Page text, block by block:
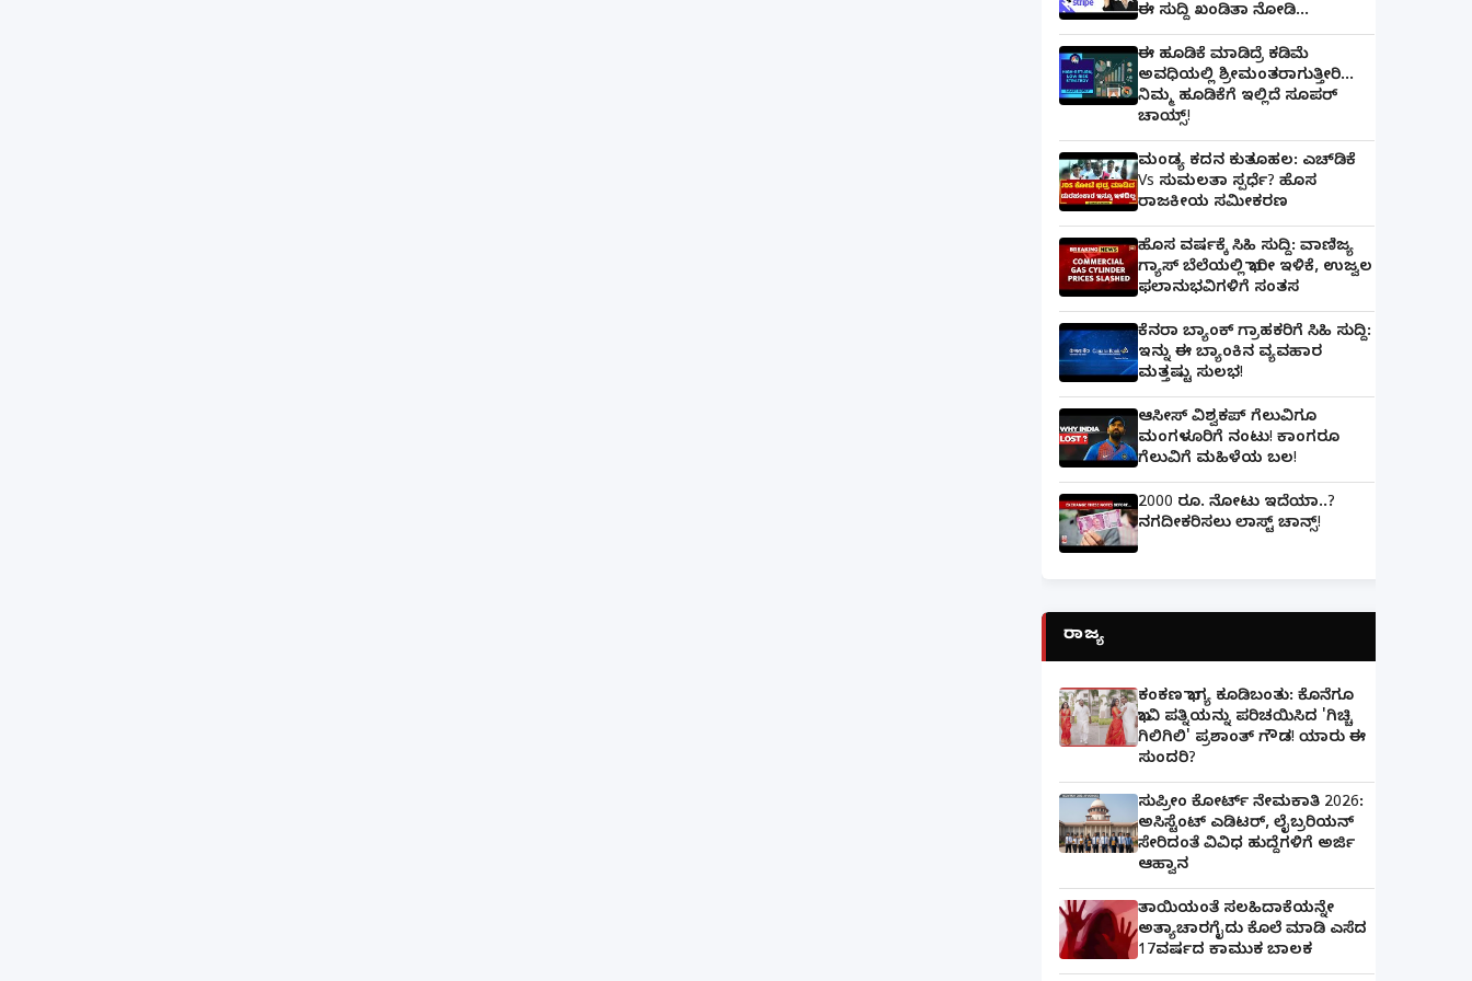
ಈ ಸುದ್ದಿ ಖಂಡಿತಾ ನೋಡಿ...
ಈ ಹೂಡಿಕೆ ಮಾಡಿದ್ರೆ ಕಡಿಮೆ
ಅವಧಿಯಲ್ಲಿ ಶ್ರೀಮಂತರಾಗುತ್ತೀರಿ...
ನಿಮ್ಮ ಹೂಡಿಕೆಗೆ ಇಲ್ಲಿದೆ ಸೂಪರ್
ಚಾಯ್ಸ್‌!
ಮಂಡ್ಯ ಕದನ ಕುತೂಹಲ: ಎಚ್‌ಡಿಕೆ
Vs ಸುಮಲತಾ ಸ್ಪರ್ಧೆ? ಹೊಸ
ರಾಜಕೀಯ ಸಮೀಕರಣ
ಹೊಸ ವರ್ಷಕ್ಕೆ ಸಿಹಿ ಸುದ್ದಿ: ವಾಣಿಜ್ಯ
ಗ್ಯಾಸ್‌ ಬೆಲೆಯಲ್ಲಿ ಭಾರೀ ಇಳಿಕೆ, ಉಜ್ವಲ
ಫಲಾನುಭವಿಗಳಿಗೆ ಸಂತಸ
ಕೆನರಾ ಬ್ಯಾಂಕ್‌ ಗ್ರಾಹಕರಿಗೆ ಸಿಹಿ ಸುದ್ದಿ:
ಇನ್ನು ಈ ಬ್ಯಾಂಕಿನ ವ್ಯವಹಾರ
ಮತ್ತಷ್ಟು ಸುಲಭ!
ಆಸೀಸ್ ವಿಶ್ವಕಪ್ ಗೆಲುವಿಗೂ
ಮಂಗಳೂರಿಗೆ ನಂಟು! ಕಾಂಗರೂ
ಗೆಲುವಿಗೆ ಮಹಿಳೆಯ ಬಲ!
2000 ರೂ. ನೋಟು ಇದೆಯಾ..?
ನಗದೀಕರಿಸಲು ಲಾಸ್ಟ್‌ ಚಾನ್ಸ್‌!
ರಾಜ್ಯ
ಕಂಕಣ ಭಾಗ್ಯ ಕೂಡಿಬಂತು: ಕೊನೆಗೂ
ಭಾವಿ ಪತ್ನಿಯನ್ನು ಪರಿಚಯಿಸಿದ 'ಗಿಚ್ಚಿ
ಗಿಲಿಗಿಲಿ' ಪ್ರಶಾಂತ್ ಗೌಡ! ಯಾರು ಈ
ಸುಂದರಿ?
ಸುಪ್ರೀಂ ಕೋರ್ಟ್ ನೇಮಕಾತಿ 2026:
ಅಸಿಸ್ಟೆಂಟ್ ಎಡಿಟರ್, ಲೈಬ್ರರಿಯನ್
ಸೇರಿದಂತೆ ವಿವಿಧ ಹುದ್ದೆಗಳಿಗೆ ಅರ್ಜಿ
ಆಹ್ವಾನ
ತಾಯಿಯಂತೆ ಸಲಹಿದಾಕೆಯನ್ನೇ
ಅತ್ಯಾಚಾರಗೈದು ಕೊಲೆ ಮಾಡಿ ಎಸೆದ
17ವರ್ಷದ ಕಾಮುಕ ಬಾಲಕ